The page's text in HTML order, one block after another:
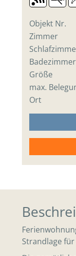
Objekt Nr.
Zimmer
Badezimmer
Größe
max.
Ort
Strandlage